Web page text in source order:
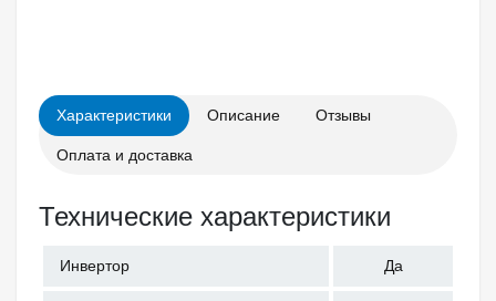
Характеристики Описание Отзывы
Оплата и доставка
Технические характеристики
Инвертор Да